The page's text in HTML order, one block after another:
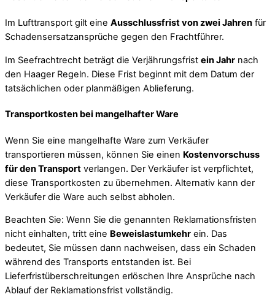
Im Lufttransport gilt eine Ausschlussfrist von zwei Jahren für
Schadensersatzansprüche gegen den Frachtführer.
Im Seefrachtrecht beträgt die Verjährungsfrist ein Jahr nach
den Haager Regeln. Diese Frist beginnt mit dem Datum der
tatsächlichen oder planmäßigen Ablieferung.
Transportkosten bei mangelhafter Ware
Wenn Sie eine mangelhafte Ware zum Verkäufer
transportieren müssen, können Sie einen Kostenvorschuss
für den Transport verlangen. Der Verkäufer ist verpflichtet,
diese Transportkosten zu übernehmen. Alternativ kann der
Verkäufer die Ware auch selbst abholen.
Beachten Sie: Wenn Sie die genannten Reklamationsfristen
nicht einhalten, tritt eine Beweislastumkehr ein. Das
bedeutet, Sie müssen dann nachweisen, dass ein Schaden
während des Transports entstanden ist. Bei
Lieferfristüberschreitungen erlöschen Ihre Ansprüche nach
Ablauf der Reklamationsfrist vollständig.